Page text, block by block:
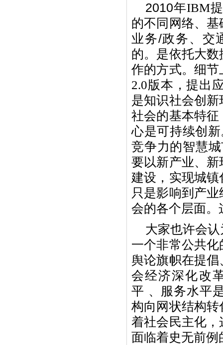
2010年IBM
的不同网络、
业务/政务、交
的。是依托大
作的方式。细
2.0版本，提出
是知识社会创
社会的基本特
心是可持续创
竞争力的智慧
要以新产业、
建设，实现城
只是影响到产
会的各个层面。
大家也许会
一个非常公共
舆论旗帜在提
会经济深化改
平 、服务水平
构向网状结构
着社会民主化
面临着史无前例